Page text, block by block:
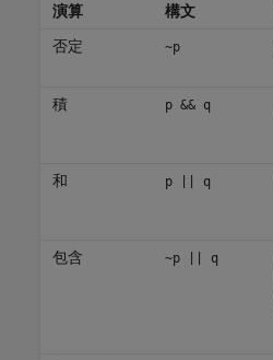
演算 構文
否定
~p
積 p && q
和 p || q
包含 ~p || q